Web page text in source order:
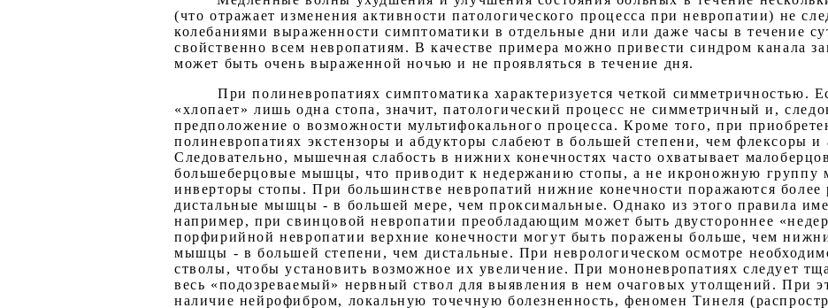
(что отражает изменения активности патологического процесса при невропатии) не
колебаниями выраженности симптоматики в отдельные дни или даже часы в течение
свойственно всем невропатиям. В качестве примера можно привести синдром канала
может быть очень выраженной ночью и не проявляться в течение дня.
При полиневропатиях симптоматика характеризуется четкой симметричностью.
«хлопает» лишь одна стопа, значит, патологический процесс не симметричный и,
предположение о возможности мультифокального процесса. Кроме того, при
полиневропатиях экстензоры и абдукторы слабеют в большей степени, чем флексоры и
Следовательно, мышечная слабость в нижних конечностях часто охватывает
большеберцовые мышцы, что приводит к недержанию стопы, а не икроножную группу
инверторы стопы. При большинстве невропатий нижние конечности поражаются более
дистальные мышцы - в большей мере, чем проксимальные. Однако из этого правила
например, при свинцовой невропатии преобладающим может быть двустороннее
порфирийной невропатии верхние конечности могут быть поражены больше, чем
мышцы - в большей степени, чем дистальные. При неврологическом осмотре
стволы, чтобы установить возможное их увеличение. При мононевропатиях следует
весь «подозреваемый» нервный ствол для выявления в нем очаговых утолщений. При
наличие нейрофибром, локальную точечную болезненность, феномен Тинеля